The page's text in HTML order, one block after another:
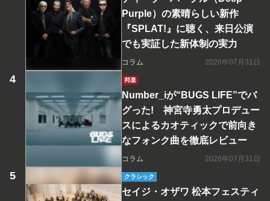
Purple）の素晴らしい新作
『SPLAT!』に聴く、来日公演
でも実証した新体制の実力
コラム 2026年07月31日
邦楽
Number_iが“BUGS LIFE”でバ
グった! 神宮寺勇太プロデュー
スによるカオティックで前向き
なフォンク曲を徹底レビュー
コラム 2026年07月31日
クラシック
セイジ・オザワ 松本フェスティ